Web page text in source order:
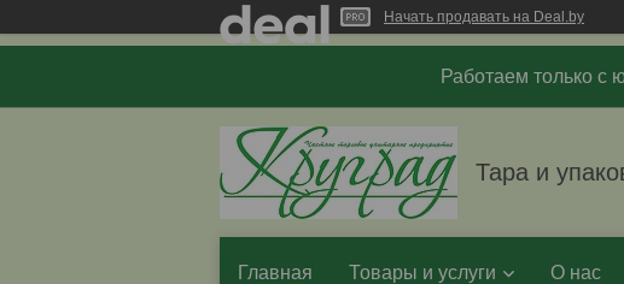
Начать продавать на Deal.by
Работаем только с
Тара и
Главная Товары и услуги О нас